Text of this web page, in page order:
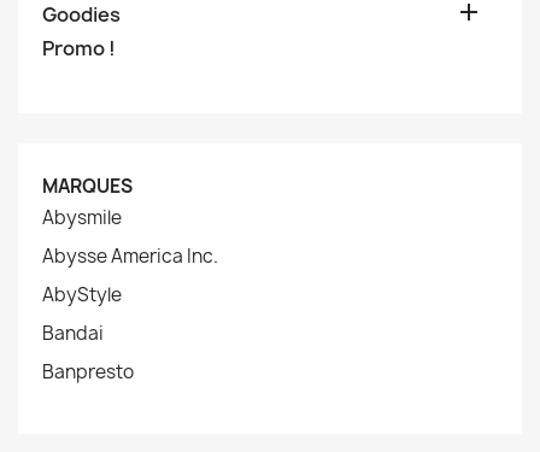
Goodies 
Promo !
MARQUES
Abysmile
Abysse America Inc.
AbyStyle
Bandai
Banpresto